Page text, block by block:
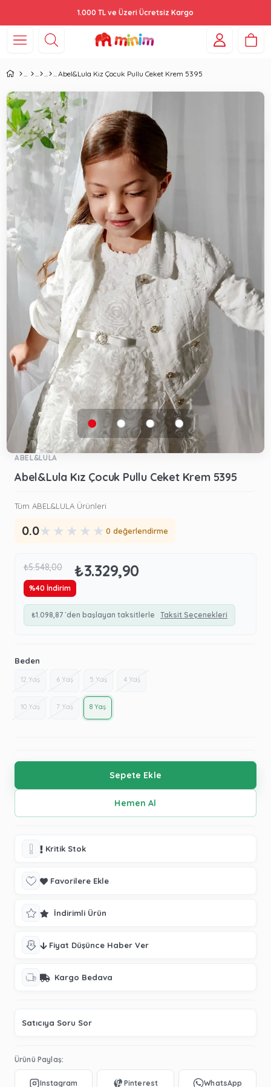
1.000 TL ve Üzeri Ücretsiz Kargo
Abel&Lula Kız Çocuk Pullu Ceket Krem 5395
ABEL&LULA
Abel&Lula Kız Çocuk Pullu Ceket Krem 5395
Tüm ABEL&LULA Ürünleri
0.0★ ★ ★ ★ ★ 0 değerlendirme
₺5.548,00 ₺3.329,90
%40 İndirim
₺1.098,87 `den başlayan taksitlerle Taksit Seçenekleri
Beden
12 Yaş 6 Yaş 5 Yaş 4 Yaş
10 Yaş 7 Yaş 8 Yaş
Kritik Stok
Favorilere Ekle
İndirimli Ürün
Fiyat Düşünce Haber Ver
Kargo Bedava
Satıcıya Soru Sor
Ürünü Paylaş: